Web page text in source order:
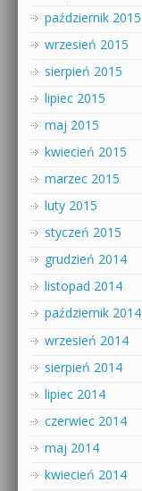
październik 2015
wrzesień 2015
sierpień 2015
lipiec 2015
maj 2015
kwiecień 2015
marzec 2015
luty 2015
styczeń 2015
grudzień 2014
listopad 2014
październik 2014
wrzesień 2014
sierpień 2014
lipiec 2014
czerwiec 2014
maj 2014
kwiecień 2014